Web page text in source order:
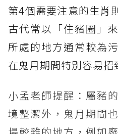
第4個需要注意的生肖
古代常以「住豬圈」
所處的地方通常較為
在鬼月期間特別容易招
小孟老師提醒：屬豬
境整潔外，鬼月期間